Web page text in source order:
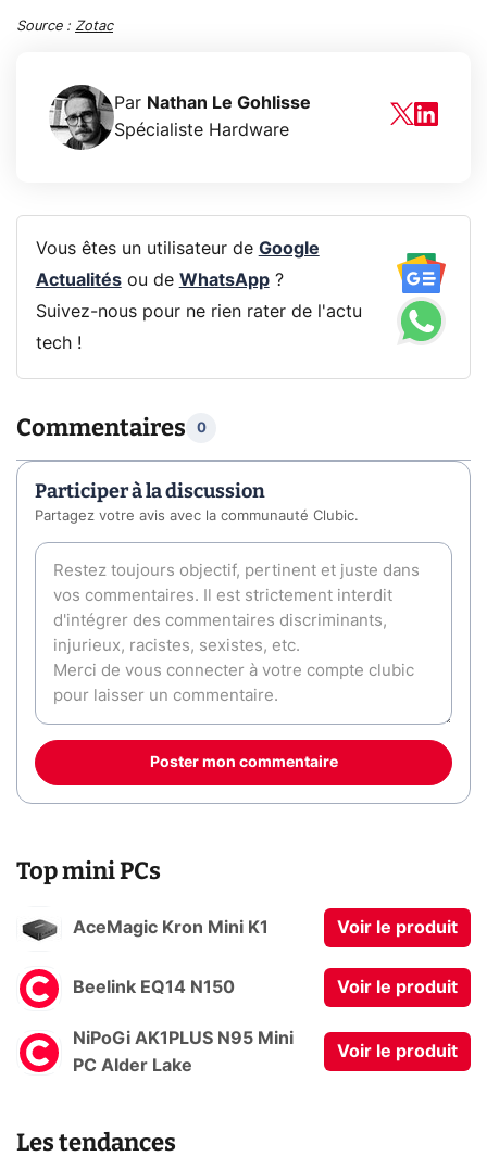
Source : Zotac
Par Nathan Le Gohlisse
Spécialiste Hardware
Vous êtes un utilisateur de Google
Actualitésou de WhatsApp?
Suivez-nous pour ne rien rater de l'actu
tech !
Commentaires 0
Participer à la discussion
Partagez votre avis avec la communauté Clubic.
Poster mon commentaire
Top mini PCs
AceMagic Kron Mini K1 Voir le produit
Beelink EQ14 N150 Voir le produit
NiPoGi AK1PLUS N95 Mini
PC Alder Lake
Voir le produit
Les tendances